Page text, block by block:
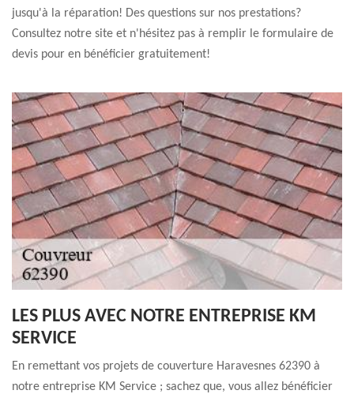
jusqu'à la réparation! Des questions sur nos prestations?
Consultez notre site et n'hésitez pas à remplir le formulaire de
devis pour en bénéficier gratuitement!
LES PLUS AVEC NOTRE ENTREPRISE KM
SERVICE
En remettant vos projets de couverture Haravesnes 62390 à
notre entreprise KM Service ; sachez que, vous allez bénéficier